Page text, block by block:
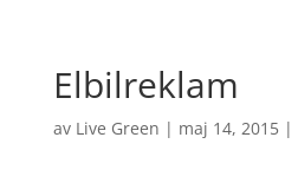
Elbilreklam
av Live Green | maj 14, 2015|